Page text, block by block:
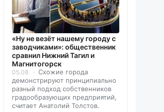
«Ну не везёт нашему городу с
заводчиками»: общественник
сравнил Нижний Тагил и
Магнитогорск
05.08
Схожие города
демонстрируют принципиально
разный подход собственников
градообразующих предприятий,
считает Анатолий Толстов.